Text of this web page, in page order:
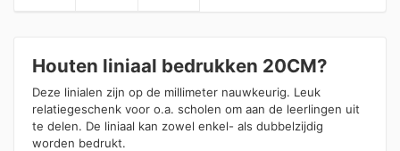
Houten liniaal bedrukken 20CM?
Deze linialen zijn op de millimeter nauwkeurig. Leuk
relatiegeschenk voor o.a. scholen om aan de leerlingen uit
te delen. De liniaal kan zowel enkel- als dubbelzijdig
worden bedrukt.